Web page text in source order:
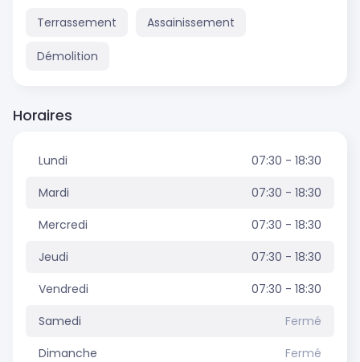
Terrassement Assainissement
Démolition
Horaires
Lundi
07:30 - 18:30
Mardi
07:30 - 18:30
Mercredi
07:30 - 18:30
Jeudi
07:30 - 18:30
Vendredi
07:30 - 18:30
Samedi
Fermé
Dimanche
Fermé